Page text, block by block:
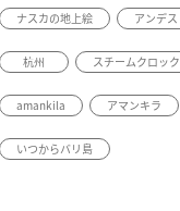
ナスカの地上絵 アンデス
杭州 スチームクロック
amankila アマンキラ
いつからバリ島